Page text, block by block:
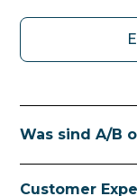
Was sind A/B
Customer